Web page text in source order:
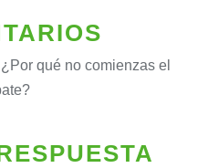
qué no comienzas el